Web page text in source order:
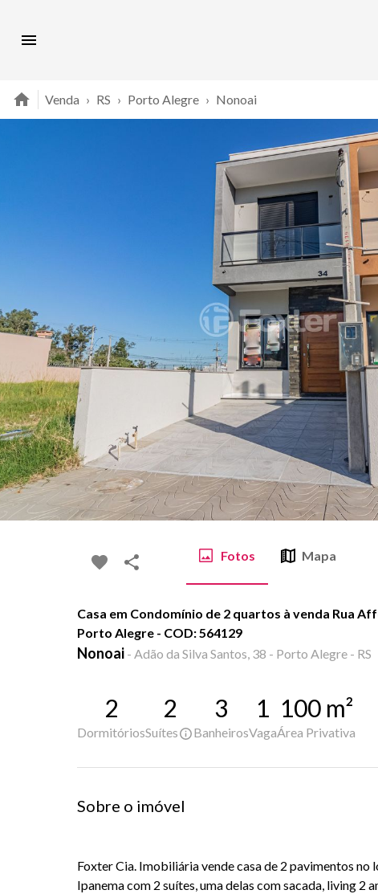
Venda › RS › Porto Alegre › Nonoai
Fotos Mapa
Casa em Condomínio de 2 quartos à venda Rua
Porto Alegre - COD: 564129
Nonoai - Adão da Silva Santos, 38 - Porto Alegre - RS
2
Dormitórios
2
Suítes
3
Banheiros
1
Vaga
100 m²
Área Privativa
Sobre o imóvel
Foxter Cia. Imobiliária vende casa de 2 pavimentos no
Ipanema com 2 suítes, uma delas com sacada, living 2